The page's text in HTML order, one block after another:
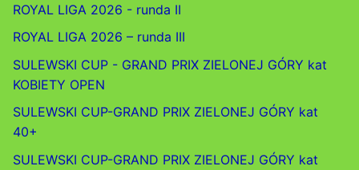
ROYAL LIGA 2026 - runda II
ROYAL LIGA 2026 – runda III
SULEWSKI CUP - GRAND PRIX ZIELONEJ GÓRY kat
KOBIETY OPEN
SULEWSKI CUP-GRAND PRIX ZIELONEJ GÓRY kat
40+
SULEWSKI CUP-GRAND PRIX ZIELONEJ GÓRY kat